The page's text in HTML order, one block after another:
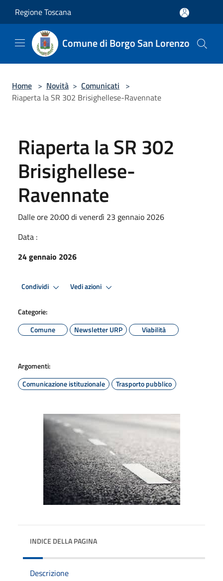
Regione Toscana
Comune di Borgo San Lorenzo
Home > Novità > Comunicati >
Riaperta la SR 302 Brisighellese-Ravennate
Riaperta la SR 302
Brisighellese-
Ravennate
Dalle ore 20:00 di venerdì 23 gennaio 2026
Data :
24 gennaio 2026
Condividi Vedi azioni
Categorie:
Comune
Newsletter URP Viabilità
Argomenti:
Comunicazione istituzionale
Trasporto pubblico
INDICE DELLA PAGINA
Descrizione